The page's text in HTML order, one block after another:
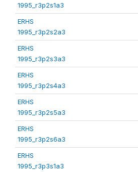
1995_r3p2s1a3
ERHS
1995_r3p2s2a3
ERHS
1995_r3p2s3a3
ERHS
1995_r3p2s4a3
ERHS
1995_r3p2s5a3
ERHS
1995_r3p2s6a3
ERHS
1995_r3p3s1a3